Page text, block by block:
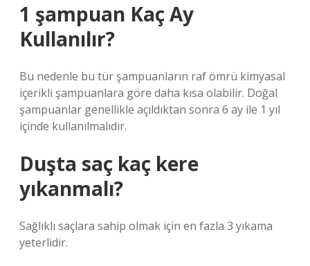
1 şampuan Kaç Ay
Kullanılır?
Bu nedenle bu tür şampuanların raf ömrü kimyasal
içerikli şampuanlara göre daha kısa olabilir. Doğal
şampuanlar genellikle açıldıktan sonra 6 ay ile 1 yıl
içinde kullanılmalıdır.
Duşta saç kaç kere
yıkanmalı?
Sağlıklı saçlara sahip olmak için en fazla 3 yıkama
yeterlidir.